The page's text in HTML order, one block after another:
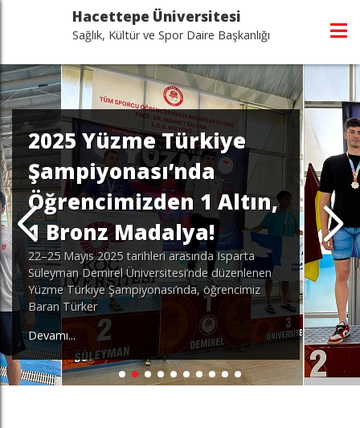
Hacettepe Üniversitesi
Sağlık, Kültür ve Spor Daire Başkanlığı
2025 Yüzme Türkiye
Şampiyonası’nda
Öğrencimizden 1 Altın,
1 Bronz Madalya!
22–25 Mayıs 2025 tarihleri arasında Isparta
Süleyman Demirel Üniversitesi’nde düzenlenen
Yüzme Türkiye Şampiyonası’nda, öğrencimiz
Baran Türker
Devamı...